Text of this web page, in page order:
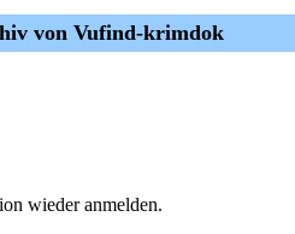
von Vufind-krimdok
wieder anmelden.